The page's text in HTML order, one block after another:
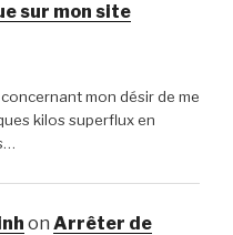
sur mon site
mon désir de me
kilos superflux en
on Arrêter de